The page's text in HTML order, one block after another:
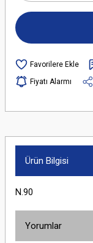
Fiyatı Alarmı
Ürün Bilgisi
N.90
Yorumlar